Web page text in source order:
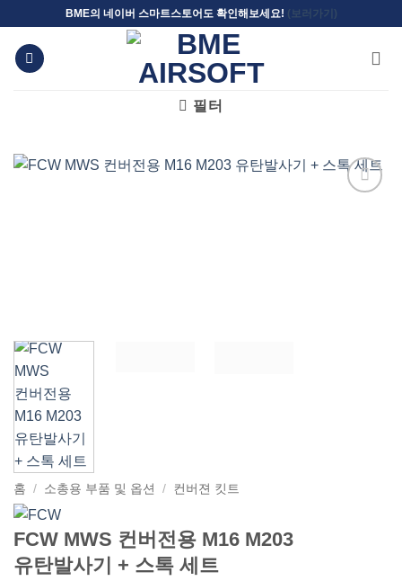
content
BME의 네이버 스마트스토어도 확인해보세요! (보러가기)
필터
홈 / 소총용 부품 및 옵션 / 컨버젼 킷트
FCW MWS 컨버전용 M16 M203
유탄발사기 + 스톡 세트